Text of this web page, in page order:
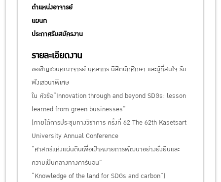
ตำแหน่งอาจารย์
แผนก
ประกาศรับสมัครงาน
รายละเอียดงาน
ขอเชิญชวนคณาจารย์ บุคลากร นิสิตนักศึกษา และผู้ที่สนใจ รับ
ฟังเสวนาพิเศษ
ใน หัวข้อ“Innovation through and beyond SDGs: lesson
learned from green businesses”
(ภายใต้การประชุมทางวิชาการ ครั้งที่ 62 The 62th Kasetsart
University Annual Conference
“ศาสตร์แห่งแผ่นดินเพื่อเป้าหมายการพัฒนาอย่างยั่งยืนและ
ความเป็นกลางทางคาร์บอน”
“Knowledge of the land for SDGs and carbon”)